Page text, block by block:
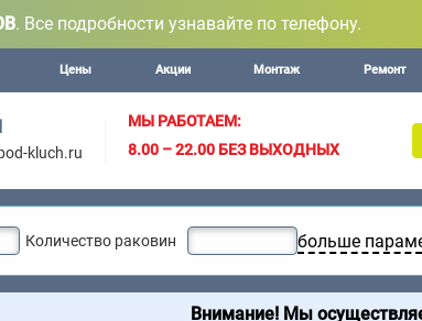
. Все подробности узнавайте по телефону.
Цены Акции Монтаж Ремонт
kluch.ru
МЫ РАБОТАЕМ:
8.00 – 22.00 БЕЗ ВЫХОДНЫХ
Количество раковин больше
Внимание! Мы осуществляем монтаж